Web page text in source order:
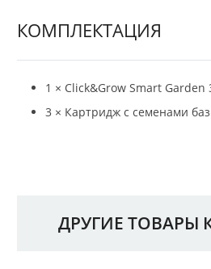
КОМПЛЕКТАЦИЯ
1 × Click&Grow Smart Garden
3 × Картридж с семенами
ДРУГИЕ ТОВАРЫ